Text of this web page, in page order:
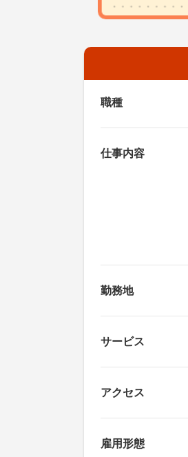
職種
仕事内容
勤務地
サービス
アクセス
雇用形態